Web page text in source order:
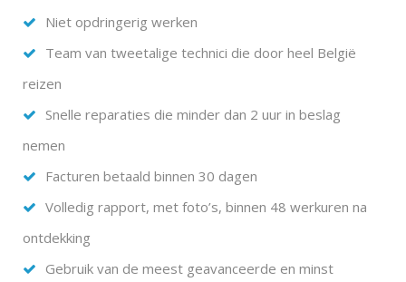
Niet opdringerig werken
Team van tweetalige technici die door heel België
reizen
Snelle reparaties die minder dan 2 uur in beslag
nemen
Facturen betaald binnen 30 dagen
Volledig rapport, met foto’s, binnen 48 werkuren na
ontdekking
Gebruik van de meest geavanceerde en minst